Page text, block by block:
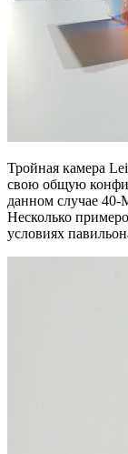
Тройная камера
свою общую
данном случае
Несколько
условиях